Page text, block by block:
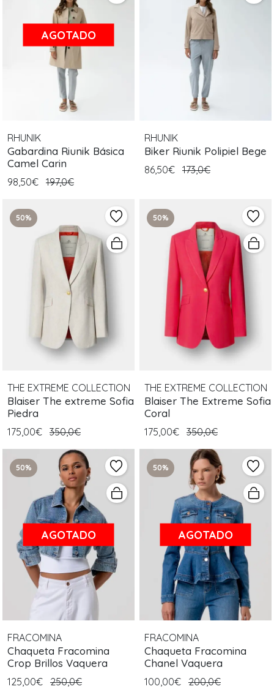
AGOTADO
RHUNIK
Gabardina Riunik Básica
Camel Carin
98,50€ 197,0€
RHUNIK
Biker Riunik Polipiel Bege
86,50€ 173,0€
50%
THE EXTREME COLLECTION
Blaiser The extreme Sofia
Piedra
175,00€ 350,0€
50%
THE EXTREME COLLECTION
Blaiser The Extreme Sofia
Coral
175,00€ 350,0€
50%
AGOTADO
FRACOMINA
Chaqueta Fracomina
Crop Brillos Vaquera
125,00€ 250,0€
50%
AGOTADO
FRACOMINA
Chaqueta Fracomina
Chanel Vaquera
100,00€ 200,0€